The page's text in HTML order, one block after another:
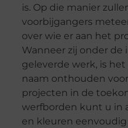
is. Op die manier
voorbijgangers
over wie er aan het
Wanneer zij onder de
geleverde werk, is
naam onthouden
projecten in de
werfborden kunt u in
en kleuren